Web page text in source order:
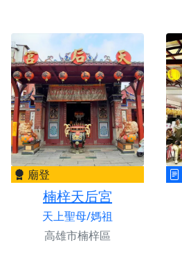
廟登
楠梓天后宮
天上聖母/媽祖
高雄市楠梓區